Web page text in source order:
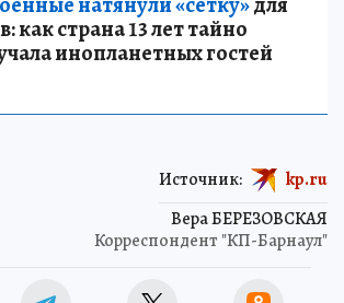
как страна 13 лет тайно
инопланетных гостей
Вера БЕРЕЗОВСКАЯ
Корреспондент "КП-Барнаул"
Источник: kp.ru